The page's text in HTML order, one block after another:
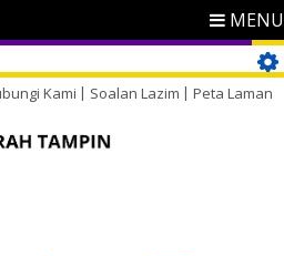
MENU
Kami Soalan Lazim Peta Laman